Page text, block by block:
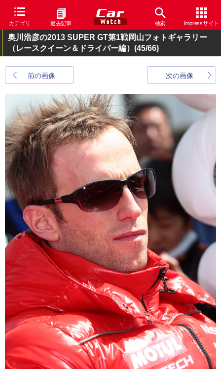
カテゴリ 過去記事 検索 Impressサイト
奥川浩彦の2013 SUPER GT第1戦岡山フォトギャラリー
（レースクイーン＆ドライバー編） (45/66)
前の画像 次の画像